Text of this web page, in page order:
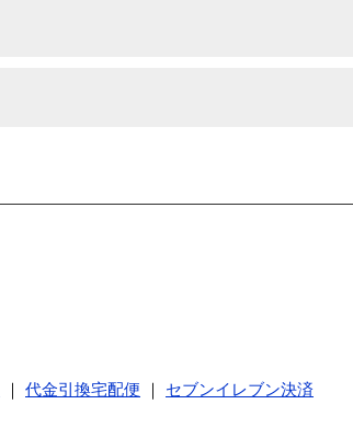
代金引換宅配便
セブンイレブン決済